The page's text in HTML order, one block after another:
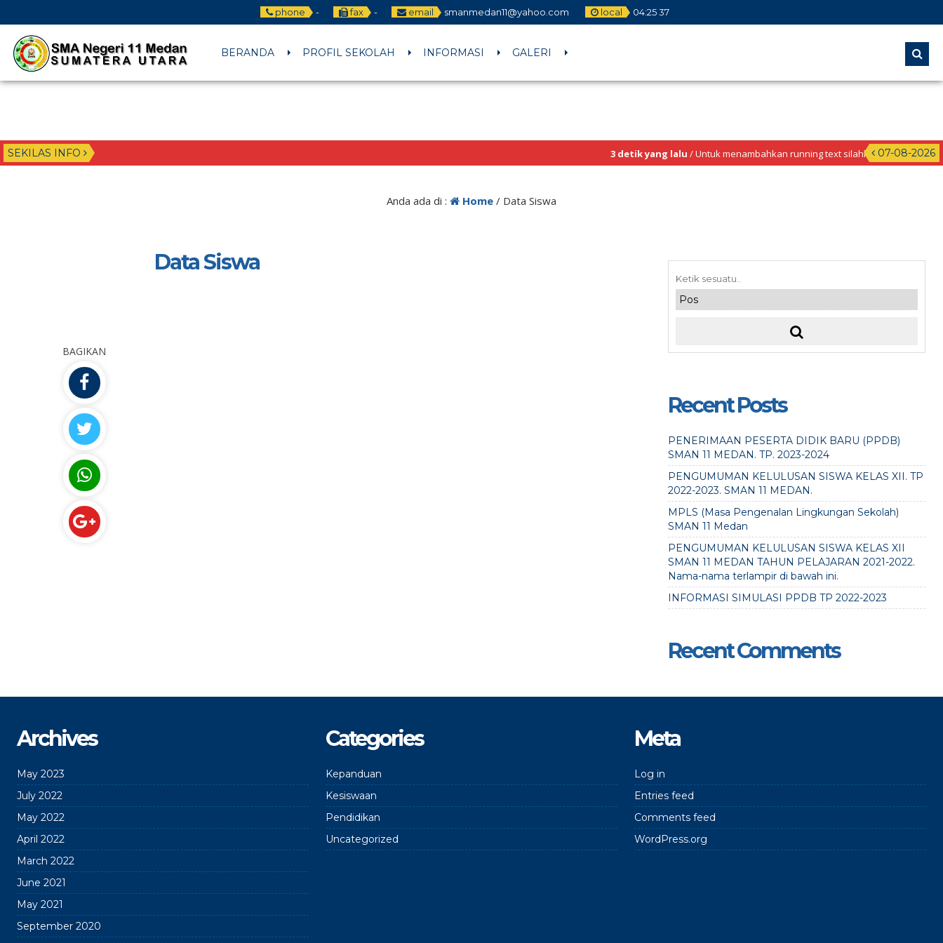
phone - fax - email smanmedan11@yahoo.com local 04:25 38
BERANDA PROFIL SEKOLAH INFORMASI GALERI
SEKILAS INFO 07-08-2026
3 detik yang lalu / Untuk menambahkan running text silahkan ke Dashboard >
Sekilas Info
Anda ada di : Home / Data Siswa
Data Siswa
BAGIKAN
Recent Posts
PENERIMAAN PESERTA DIDIK BARU (PPDB)
SMAN 11 MEDAN. TP. 2023-2024
PENGUMUMAN KELULUSAN SISWA KELAS XII. TP
2022-2023. SMAN 11 MEDAN.
MPLS (Masa Pengenalan Lingkungan Sekolah)
SMAN 11 Medan
PENGUMUMAN KELULUSAN SISWA KELAS XII
SMAN 11 MEDAN TAHUN PELAJARAN 2021-2022.
Nama-nama terlampir di bawah ini.
INFORMASI SIMULASI PPDB TP 2022-2023
Recent Comments
Archives
May 2023
July 2022
May 2022
April 2022
March 2022
June 2021
May 2021
September 2020
Categories
Kepanduan
Kesiswaan
Pendidikan
Uncategorized
Meta
Log in
Entries feed
Comments feed
WordPress.org